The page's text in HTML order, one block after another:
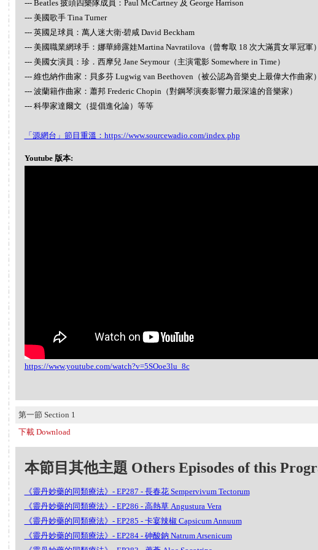
--- Beatles 披頭四樂隊成員：Paul McCartney 及 George Harrison
--- 美國歌手 Tina Turner
--- 英國足球員：萬人迷大衛‧碧咸 David Beckham
--- 美國職業網球手：娜華締露娃Martina Navratilova（曾奪取 18 次大滿貫女單冠軍
--- 美國女演員：珍．西摩兒 Jane Seymour（主演電影 Somewhere in Time）
--- 維也納作曲家：貝多芬 Lugwig van Beethoven（被公認為音樂史上最偉大作曲家
--- 波蘭籍作曲家：蕭邦 Frederic Chopin（對鋼琴演奏影響力最深遠的音樂家）
--- 科學家達爾文（提倡進化論）等等
「源網台」節目重溫：https://www.sourcewadio.com/index.php
Youtube 版本:
https://www.youtube.com/watch?v=5SOoe3lu_8c
第一節 Section 1
下載 Download
本節目其他主題 Others Episodes of this
《靈丹妙藥的同類療法》- EP287 - 長春花 Sempervivum Tectorum
《靈丹妙藥的同類療法》- EP286 - 高熱草 Angustura Vera
《靈丹妙藥的同類療法》- EP285 - 卡宴辣椒 Capsicum Annuum
《靈丹妙藥的同類療法》- EP284 - 砷酸鈉 Natrum Arsenicum